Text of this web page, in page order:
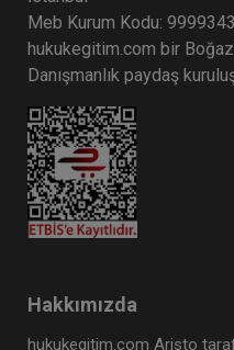
Meb Kurum Kodu:
hukukegitim.com bir
Danışmanlık paydaş
Hakkımızda
hukukegitim.com Aristo